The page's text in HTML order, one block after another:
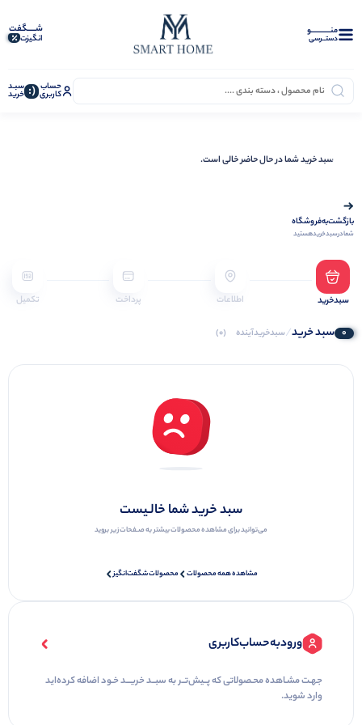
منــــــــــــو
دستــرسی
شـــــگفت
انگیزت
حساب
کاربری (: سبـد
خرید
سبد خرید شما در حال حاضر خالی است.
بازگشت‌به‌فروشگاه
شما‌در‌سبد‌خرید‌هستید
سبدخرید اطلاعات پرداخت تکمیل
0 سبد خرید/سبدخرید‌آینده (0)
سبد خرید‌ شما‌ خالـیست
می‌توانید برای مشاهده محصولات بیشتر به صـفحات زیر بروید
مشاهده همه محصولات محصولات شگفت‌انگیز
ورود‌به‌حساب‌کاربری
جهـت ‌مشـاهده‌ محـصولاتی‌ که ‌پــیش‌تــر‌ به‌ سبــد‌ خریـــد‌ خـود‌ اضافه کرده‌اید
وارد شوید.